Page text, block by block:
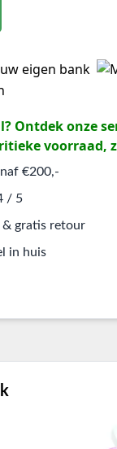
Ontdek onze
voorraad,
€200,-
/ 5
& gratis retour
in huis